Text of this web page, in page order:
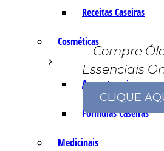
Receitas Caseiras
Cosméticas
Aromaterapia
Fórmulas Caseiras
Medicinais
Compre
Essenciais
CLIQUE